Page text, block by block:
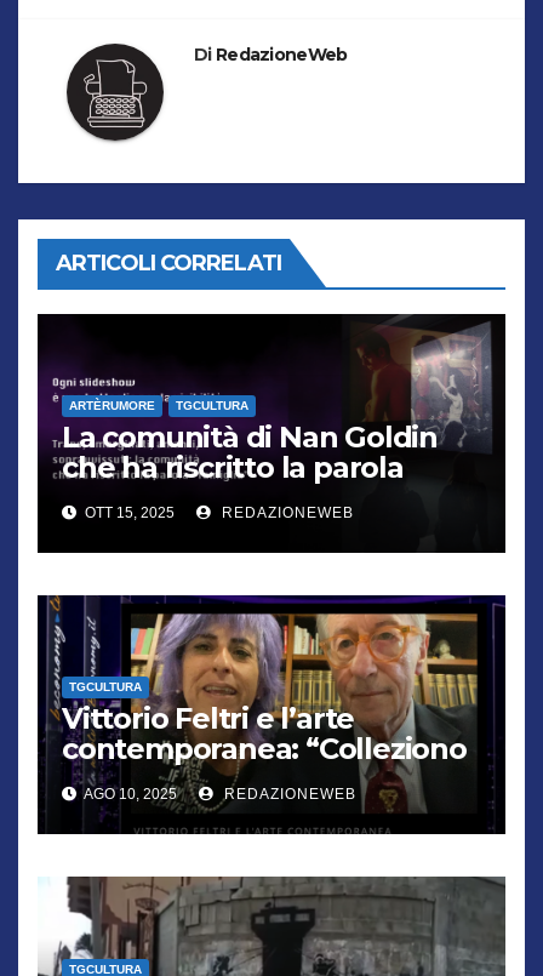
Di RedazioneWeb
ARTICOLI CORRELATI
ARTÈRUMORE TGCULTURA
La comunità di Nan Goldin
che ha riscritto la parola
“famiglia”
OTT 15, 2025 REDAZIONEWEB
TGCULTURA
Vittorio Feltri e l’arte
contemporanea: “Colleziono
De Chirico. Cattelan? Un
genio”
AGO 10, 2025 REDAZIONEWEB
TGCULTURA